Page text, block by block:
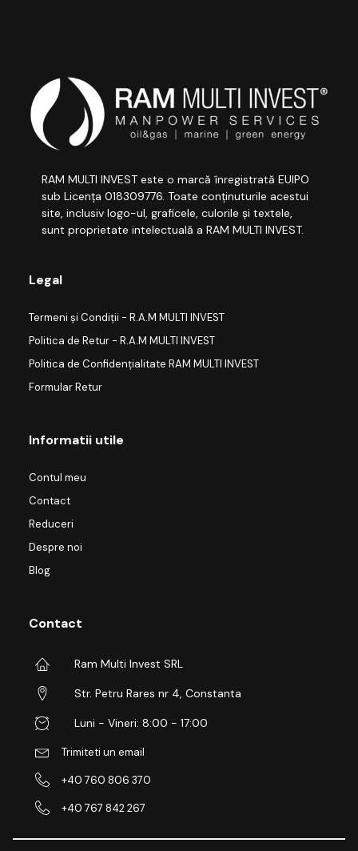
RAM MULTI INVEST este o marcă înregistrată EUIPO
sub Licența 018309776. Toate conținuturile acestui
site, inclusiv logo-ul, graficele, culorile și textele,
sunt proprietate intelectuală a RAM MULTI INVEST.
Legal
Termeni și Condiții - R.A.M MULTI INVEST
Politica de Retur - R.A.M MULTI INVEST
Politica de Confidențialitate RAM MULTI INVEST
Formular Retur
Informatii utile
Contul meu
Contact
Reduceri
Despre noi
Blog
Contact
Ram Multi Invest SRL
Str. Petru Rares nr 4, Constanta
Luni - Vineri: 8:00 - 17:00
Trimiteti un email
+40 760 806 370
+40 767 842 267